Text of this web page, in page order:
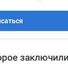
заключили